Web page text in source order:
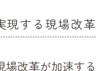
タル土活用術
を解消するDX活用術
DX活用の実践ポイント
現する現場改革
場改革が加速する